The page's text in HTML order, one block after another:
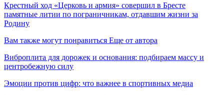
Крестный ход «Церковь и армия» совершил в Бресте
памятные литии по пограничникам, отдавшим жизни за
Родину
Вам также могут понравиться Еще от автора
Виброплита для дорожек и основания: подбираем массу и
центробежную силу
Эмоции против цифр: что важнее в спортивных медиа